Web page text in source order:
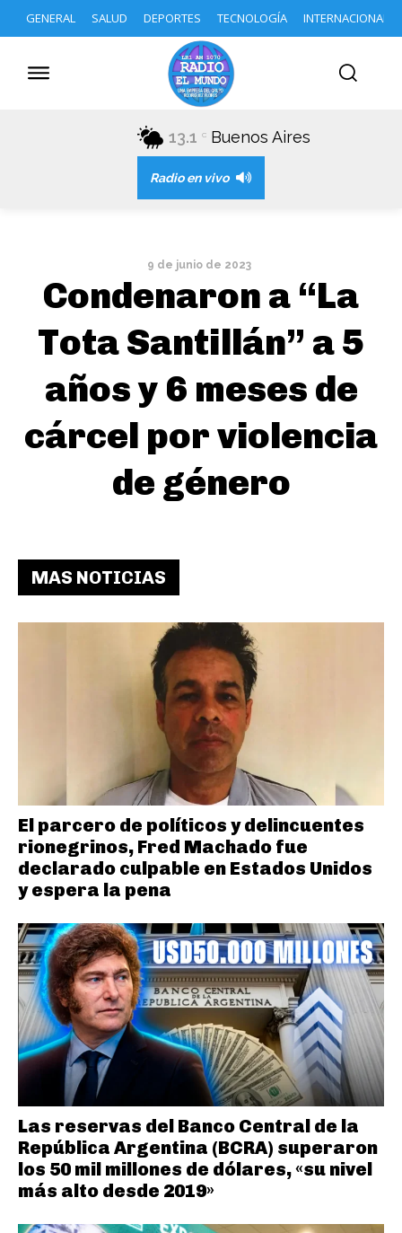
GENERAL SALUD DEPORTES TECNOLOGÍA INTERNACIONAL
13.1 C Buenos Aires
Radio en vivo
9 de junio de 2023
Condenaron a “La
Tota Santillán” a 5
años y 6 meses de
cárcel por violencia
de género
MAS NOTICIAS
El parcero de políticos y delincuentes
rionegrinos, Fred Machado fue
declarado culpable en Estados Unidos
y espera la pena
Las reservas del Banco Central de la
República Argentina (BCRA) superaron
los 50 mil millones de dólares, «su nivel
más alto desde 2019»